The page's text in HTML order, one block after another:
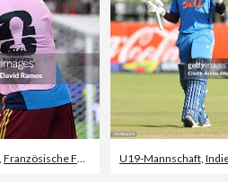
Französische Fußballnationalmannschaft U19-Mannschaft,